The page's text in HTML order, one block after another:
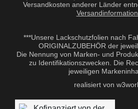
Versandkosten anderer Länder
***Unsere Lackschutzfolien nach
ORIGINALZUBEHÖR der
Die Nennung von Marken- und
zu Identifikationszwecken. Die
jeweiligen
realisiert von